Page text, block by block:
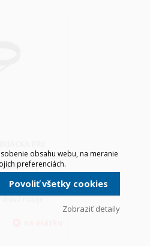
pro
Galaxy
Galaxy
nabíje
obsahu webu, na meranie
preferenciách.
Povoliť všetky cookies
Zobraziť detaily